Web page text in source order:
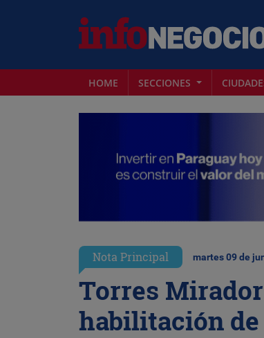
HOME SECCIONES
Nota Principal martes 09 de
Torres
habilitación